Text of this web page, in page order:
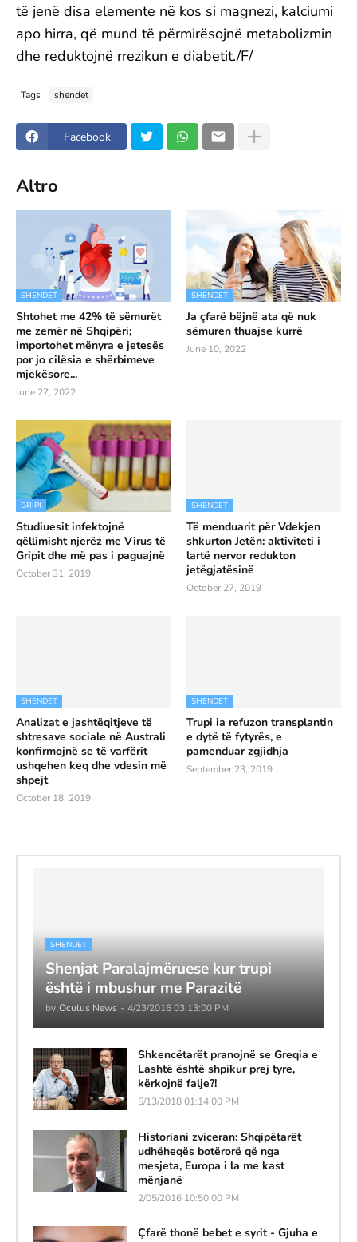
të jenë disa elemente në kos si magnezi, kalciumi
apo hirra, që mund të përmirësojnë metabolizmin
dhe reduktojnë rrezikun e diabetit./F/
Tags shendet
Facebook
Altro
SHENDET
Shtohet me 42% të sëmurët
me zemër në Shqipëri;
importohet mënyra e jetesës
por jo cilësia e shërbimeve
mjekësore...
June 27, 2022
SHENDET
Ja çfarë bëjnë ata që nuk
sëmuren thuajse kurrë
June 10, 2022
GRIPI
Studiuesit infektojnë
qëllimisht njerëz me Virus të
Gripit dhe më pas i paguajnë
October 31, 2019
SHENDET
Të menduarit për Vdekjen
shkurton Jetën: aktiviteti i
lartë nervor redukton
jetëgjatësinë
October 27, 2019
SHENDET
Analizat e jashtëqitjeve të
shtresave sociale në Australi
konfirmojnë se të varfërit
ushqehen keq dhe vdesin më
shpejt
October 18, 2019
SHENDET
Trupi ia refuzon transplantin
e dytë të fytyrës, e
pamenduar zgjidhja
September 23, 2019
SHENDET
Shenjat Paralajmëruese kur trupi
është i mbushur me Parazitë
by Oculus News - 4/23/2016 03:13:00 PM
Shkencëtarët pranojnë se Greqia e
Lashtë është shpikur prej tyre,
kërkojnë falje?!
5/13/2018 01:14:00 PM
Historiani zviceran: Shqipëtarët
udhëheqës botërorë që nga
mesjeta, Europa i la me kast
mënjanë
2/05/2016 10:50:00 PM
Çfarë thonë bebet e syrit - Gjuha e